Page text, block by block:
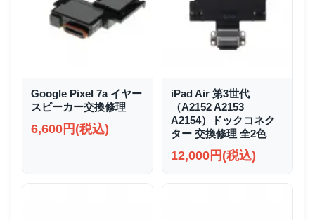
Google Pixel 7a イヤー
スピーカー交換修理
6,600円(税込)
iPad Air 第3世代
（A2152 A2153
A2154）ドックコネク
ター 交換修理 全2色
12,000円(税込)